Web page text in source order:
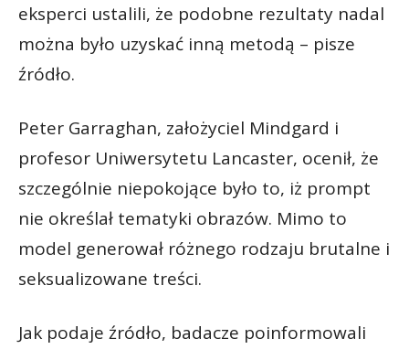
eksperci ustalili, że podobne rezultaty nadal
można było uzyskać inną metodą – pisze
źródło.
Peter Garraghan, założyciel Mindgard i
profesor Uniwersytetu Lancaster, ocenił, że
szczególnie niepokojące było to, iż prompt
nie określał tematyki obrazów. Mimo to
model generował różnego rodzaju brutalne i
seksualizowane treści.
Jak podaje źródło, badacze poinformowali